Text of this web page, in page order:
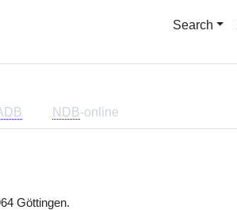
Search
NDB-online
Göttingen.